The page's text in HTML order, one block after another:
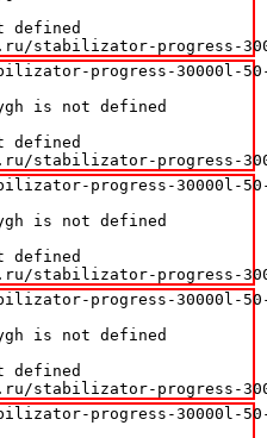
defined
stabilizator-progress-
progress-30000l-50-
is not defined
defined
stabilizator-progress-
progress-30000l-50-
is not defined
defined
stabilizator-progress-
progress-30000l-50-
is not defined
defined
stabilizator-progress-
progress-30000l-50-